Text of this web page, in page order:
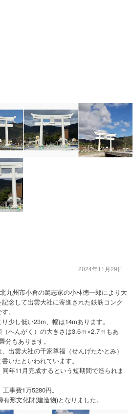
九州市小倉の篤志家の小林徳一郎により大
念して出雲大社に寄進された鉄筋コンク
。
少し低い23m、幅は14mあります。
へんがく）の大きさは3.6ｍ×2.7ｍもあ
分もあります。
出雲大社の千家尊福（せんげたかとみ）
いたといわれています。
年11月完成するという短期間で造られま
事費1万5280円。
形文化財(建造物)となりました。
2024年11月29日